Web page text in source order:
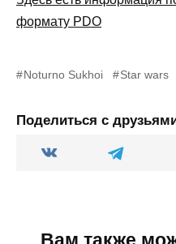
формату PDO
Noturno Sukhoi Star wars
Поделиться с
Вам также